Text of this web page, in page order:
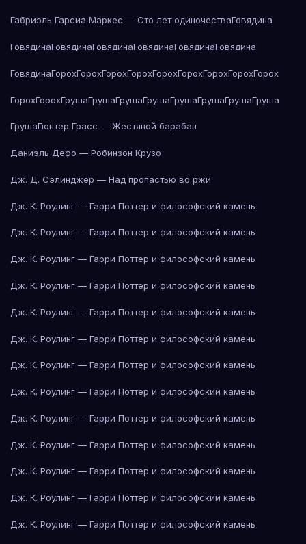
Габриэль Гарсиа Маркес — Сто лет одиночестваГовядина
ГовядинаГовядинаГовядинаГовядинаГовядинаГовядина
ГовядинаГорохГорохГорохГорохГорохГорохГорохГорохГорох
ГорохГорохГрушаГрушаГрушаГрушаГрушаГрушаГрушаГруша
ГрушаГюнтер Грасс — Жестяной барабан
Даниэль Дефо — Робинзон Крузо
Дж. Д. Сэлинджер — Над пропастью во ржи
Дж. К. Роулинг — Гарри Поттер и философский камень
Дж. К. Роулинг — Гарри Поттер и философский камень
Дж. К. Роулинг — Гарри Поттер и философский камень
Дж. К. Роулинг — Гарри Поттер и философский камень
Дж. К. Роулинг — Гарри Поттер и философский камень
Дж. К. Роулинг — Гарри Поттер и философский камень
Дж. К. Роулинг — Гарри Поттер и философский камень
Дж. К. Роулинг — Гарри Поттер и философский камень
Дж. К. Роулинг — Гарри Поттер и философский камень
Дж. К. Роулинг — Гарри Поттер и философский камень
Дж. К. Роулинг — Гарри Поттер и философский камень
Дж. К. Роулинг — Гарри Поттер и философский камень
Дж. К. Роулинг — Гарри Поттер и философский камень